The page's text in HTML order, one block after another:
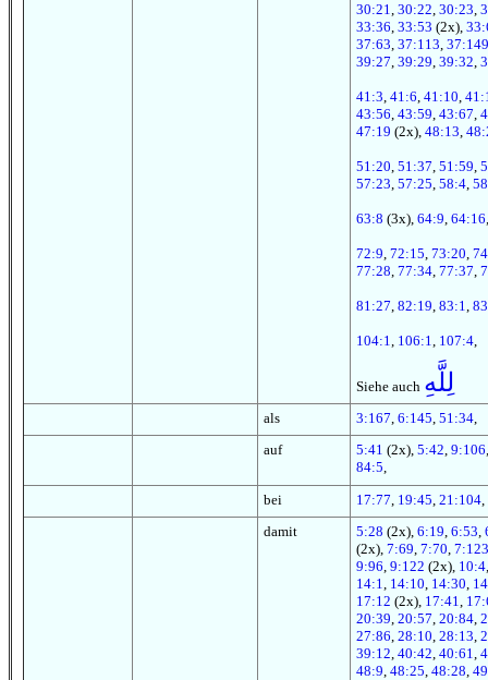
30:21, 30:22, 30:23,
33:36, 33:53 (2x),
37:63, 37:113, 37:149
39:27, 39:29, 39:32,
41:3, 41:6, 41:10,
43:56, 43:59, 43:67,
47:19 (2x), 48:13,
51:20, 51:37, 51:59,
57:23, 57:25, 58:4,
63:8 (3x), 64:9, 64:16
72:9, 72:15, 73:20,
77:28, 77:34, 77:37,
81:27, 82:19, 83:1,
104:1, 106:1, 107:4,
Siehe auch لِلَّهِ
als 3:167, 6:145, 51:34,
auf
5:41 (2x), 5:42, 9:106
84:5,
bei
17:77, 19:45, 21:104,
damit
5:28 (2x), 6:19, 6:53,
(2x), 7:69, 7:70, 7:123
9:96, 9:122 (2x), 10:4
14:1, 14:10, 14:30,
17:12 (2x), 17:41,
20:39, 20:57, 20:84,
27:86, 28:10, 28:13,
39:12, 40:42, 40:61,
48:9, 48:25, 48:28,